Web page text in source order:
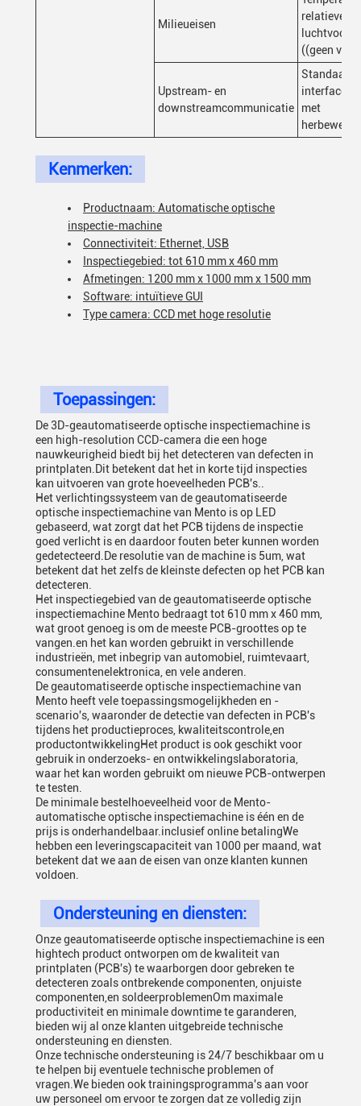
Milieueisen
relatieve
((geen
Upstream- en
downstreamcommunicatie
Standaard
interface/
met
Kenmerken:
Productnaam: Automatische optische
inspectie-machine
Connectiviteit: Ethernet, USB
Inspectiegebied: tot 610 mm x 460 mm
Afmetingen: 1200 mm x 1000 mm x 1500 mm
Software: intuïtieve GUI
Type camera: CCD met hoge resolutie
Toepassingen:
De 3D-geautomatiseerde optische inspectiemachine is
een high-resolution CCD-camera die een hoge
nauwkeurigheid biedt bij het detecteren van defecten in
printplaten.Dit betekent dat het in korte tijd inspecties
kan uitvoeren van grote hoeveelheden PCB's..
Het verlichtingssysteem van de geautomatiseerde
optische inspectiemachine van Mento is op LED
gebaseerd, wat zorgt dat het PCB tijdens de inspectie
goed verlicht is en daardoor fouten beter kunnen worden
gedetecteerd.De resolutie van de machine is 5um, wat
betekent dat het zelfs de kleinste defecten op het PCB kan
detecteren.
Het inspectiegebied van de geautomatiseerde optische
inspectiemachine Mento bedraagt tot 610 mm x 460 mm,
wat groot genoeg is om de meeste PCB-groottes op te
vangen.en het kan worden gebruikt in verschillende
industrieën, met inbegrip van automobiel, ruimtevaart,
consumentenelektronica, en vele anderen.
De geautomatiseerde optische inspectiemachine van
Mento heeft vele toepassingsmogelijkheden en -
scenario's, waaronder de detectie van defecten in PCB's
tijdens het productieproces, kwaliteitscontrole,en
productontwikkelingHet product is ook geschikt voor
gebruik in onderzoeks- en ontwikkelingslaboratoria,
waar het kan worden gebruikt om nieuwe PCB-ontwerpen
te testen.
De minimale bestelhoeveelheid voor de Mento-
automatische optische inspectiemachine is één en de
prijs is onderhandelbaar.inclusief online betalingWe
hebben een leveringscapaciteit van 1000 per maand, wat
betekent dat we aan de eisen van onze klanten kunnen
voldoen.
Ondersteuning en diensten:
Onze geautomatiseerde optische inspectiemachine is een
hightech product ontworpen om de kwaliteit van
printplaten (PCB's) te waarborgen door gebreken te
detecteren zoals ontbrekende componenten, onjuiste
componenten,en soldeerproblemenOm maximale
productiviteit en minimale downtime te garanderen,
bieden wij al onze klanten uitgebreide technische
ondersteuning en diensten.
Onze technische ondersteuning is 24/7 beschikbaar om u
te helpen bij eventuele technische problemen of
vragen.We bieden ook trainingsprogramma's aan voor
uw personeel om ervoor te zorgen dat ze volledig zijn